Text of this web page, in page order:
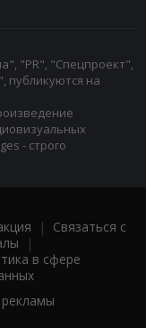
"PR", "Спецпроект",
публикуются на
- строго
| Связаться с
|
в сфере